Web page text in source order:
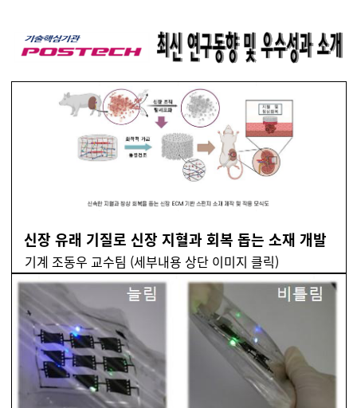
신장 유래 기질로 신장 지혈과 회복 돕는 소재 개발
기계 조동우 교수팀 (세부내용 상단 이미지 클릭)